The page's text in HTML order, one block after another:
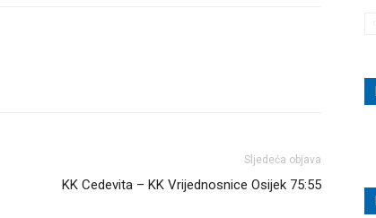
Sljedeća objava
KK Cedevita – KK Vrijednosnice Osijek 75:55